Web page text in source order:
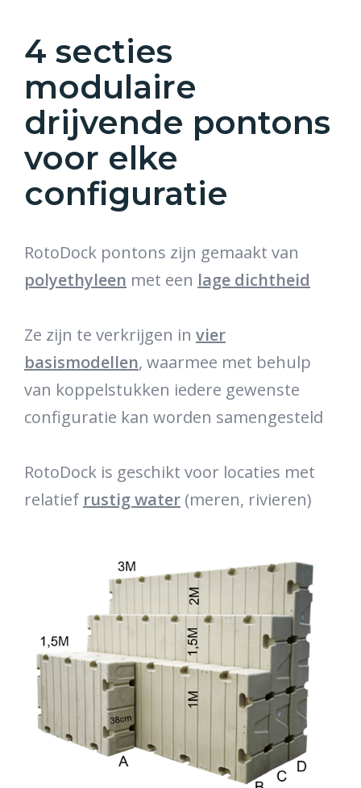
4 secties
modulaire
drijvende pontons
voor elke
configuratie
RotoDock pontons zijn gemaakt van
polyethyleen met een lage dichtheid
Ze zijn te verkrijgen in vier
basismodellen, waarmee met behulp
van koppelstukken iedere gewenste
configuratie kan worden samengesteld
RotoDock is geschikt voor locaties met
relatief rustig water (meren, rivieren)